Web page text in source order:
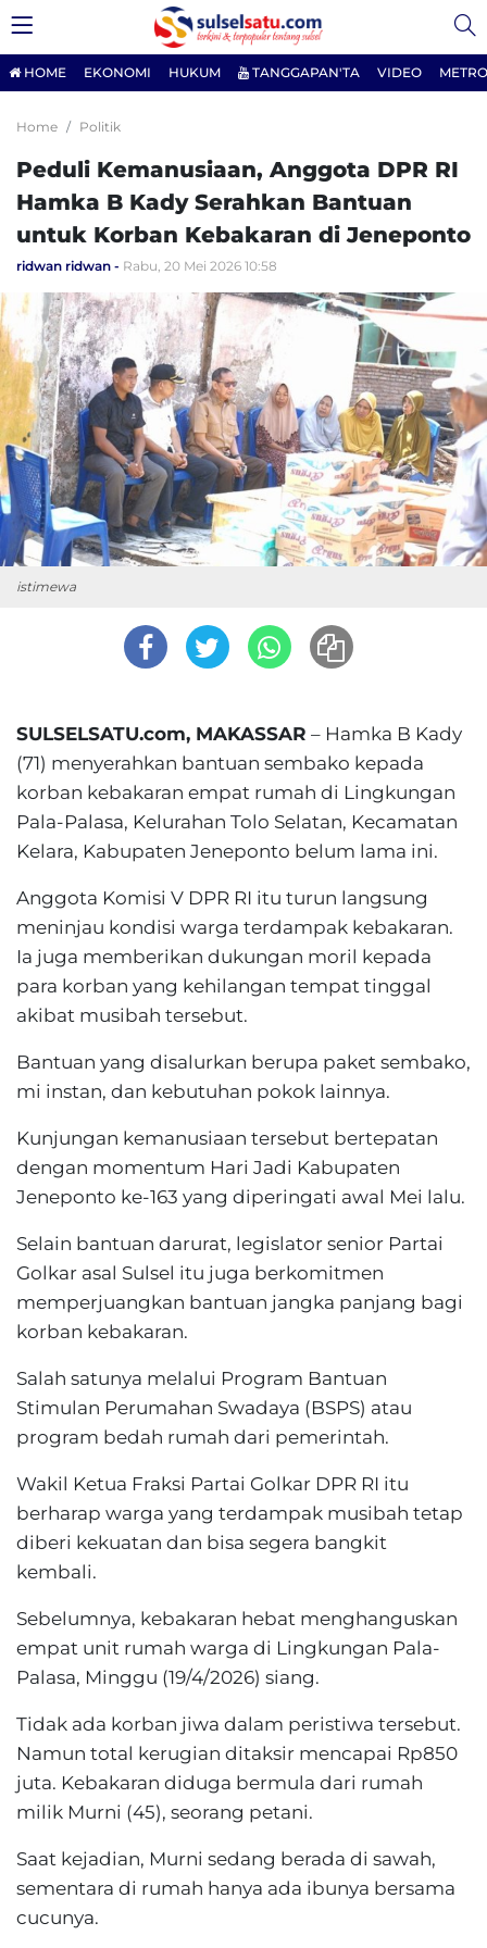
HOME EKONOMI HUKUM TANGGAPAN'TA VIDEO
Home Politik
Peduli Kemanusiaan, Anggota DPR RI
Hamka B Kady Serahkan Bantuan
untuk Korban Kebakaran di Jeneponto
ridwan ridwan Rabu, 20 Mei 2026 10:58
istimewa
SULSELSATU.com, MAKASSAR – Hamka B Kady
(71) menyerahkan bantuan sembako kepada
korban kebakaran empat rumah di Lingkungan
Pala-Palasa, Kelurahan Tolo Selatan, Kecamatan
Kelara, Kabupaten Jeneponto belum lama ini.
Anggota Komisi V DPR RI itu turun langsung
meninjau kondisi warga terdampak kebakaran.
Ia juga memberikan dukungan moril kepada
para korban yang kehilangan tempat tinggal
akibat musibah tersebut.
Bantuan yang disalurkan berupa paket sembako,
mi instan, dan kebutuhan pokok lainnya.
Kunjungan kemanusiaan tersebut bertepatan
dengan momentum Hari Jadi Kabupaten
Jeneponto ke-163 yang diperingati awal Mei lalu.
Selain bantuan darurat, legislator senior Partai
Golkar asal Sulsel itu juga berkomitmen
memperjuangkan bantuan jangka panjang bagi
korban kebakaran.
Salah satunya melalui Program Bantuan
Stimulan Perumahan Swadaya (BSPS) atau
program bedah rumah dari pemerintah.
Wakil Ketua Fraksi Partai Golkar DPR RI itu
berharap warga yang terdampak musibah tetap
diberi kekuatan dan bisa segera bangkit
kembali.
Sebelumnya, kebakaran hebat menghanguskan
empat unit rumah warga di Lingkungan Pala-
Palasa, Minggu (19/4/2026) siang.
Tidak ada korban jiwa dalam peristiwa tersebut.
Namun total kerugian ditaksir mencapai Rp850
juta. Kebakaran diduga bermula dari rumah
milik Murni (45), seorang petani.
Saat kejadian, Murni sedang berada di sawah,
sementara di rumah hanya ada ibunya bersama
cucunya.